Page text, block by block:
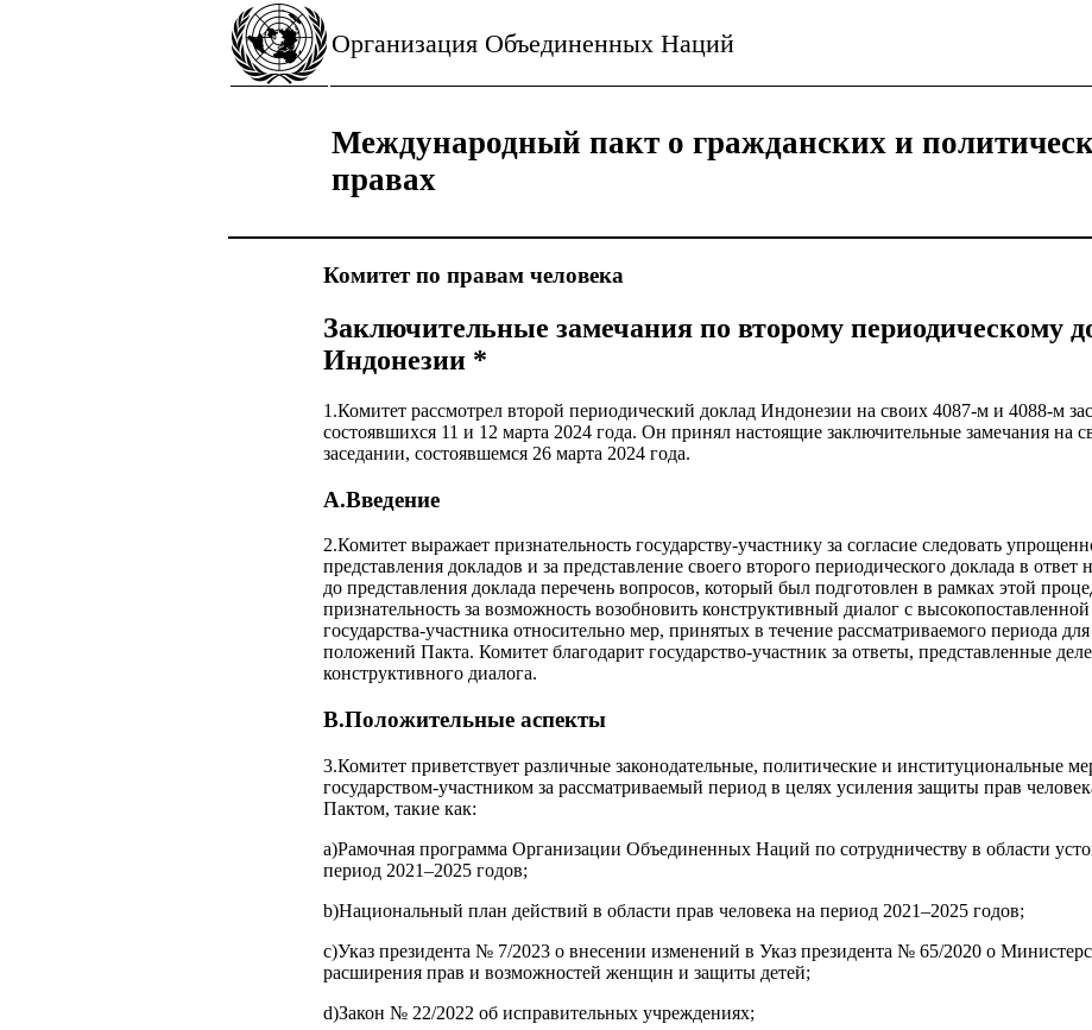
Организация Объединенных Наций
Международный пакт о гражданских и
правах
Комитет по правам человека
Заключительные замечания по второму периодическому
Индонезии *
1.Комитет рассмотрел второй периодический доклад Индонезии на своих 4087-м и 4088-м
состоявшихся 11 и 12 марта 2024 года. Он принял настоящие заключительные замечания на
заседании, состоявшемся 26 марта 2024 года.
A.Введение
2.Комитет выражает признательность государству-участнику за согласие следовать
представления докладов и за представление своего второго периодического доклада в
до представления доклада перечень вопросов, который был подготовлен в рамках этой
признательность за возможность возобновить конструктивный диалог с
государства-участника относительно мер, принятых в течение рассматриваемого периода
положений Пакта. Комитет благодарит государство-участник за ответы, представленные
конструктивного диалога.
B.Положительные аспекты
3.Комитет приветствует различные законодательные, политические и институциональные
государством-участником за рассматриваемый период в целях усиления защиты прав
Пактом, такие как:
a)Рамочная программа Организации Объединенных Наций по сотрудничеству в области
период 2021–2025 годов;
b)Национальный план действий в области прав человека на период 2021–2025 годов;
c)Указ президента № 7/2023 о внесении изменений в Указ президента № 65/2020 о
расширения прав и возможностей женщин и защиты детей;
d)Закон № 22/2022 об исправительных учреждениях;